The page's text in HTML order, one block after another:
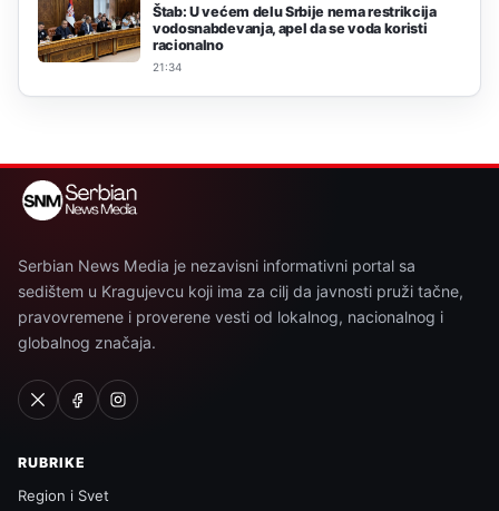
Štab: U većem delu Srbije nema restrikcija
vodosnabdevanja, apel da se voda koristi
racionalno
21:34
Serbian News Media je nezavisni informativni portal sa
sedištem u Kragujevcu koji ima za cilj da javnosti pruži tačne,
pravovremene i proverene vesti od lokalnog, nacionalnog i
globalnog značaja.
RUBRIKE
Region i Svet